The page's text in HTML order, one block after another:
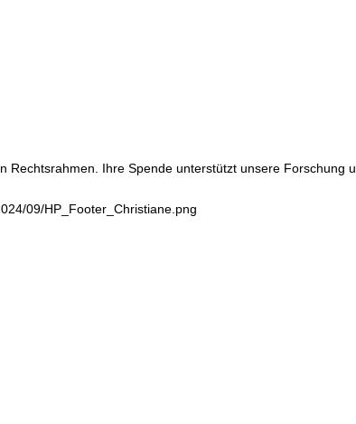
Ihre Spende unterstützt unsere Forschung